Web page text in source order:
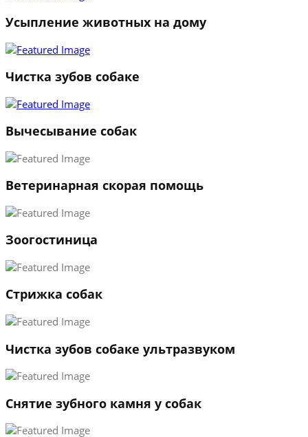
2
→
Усыпление животных на дому
Чистка зубов собаке
Вычесывание собак
Ветеринарная скорая помощь
Зоогостиница
Стрижка собак
Чистка зубов собаке ультразвуком
Снятие зубного камня у собак